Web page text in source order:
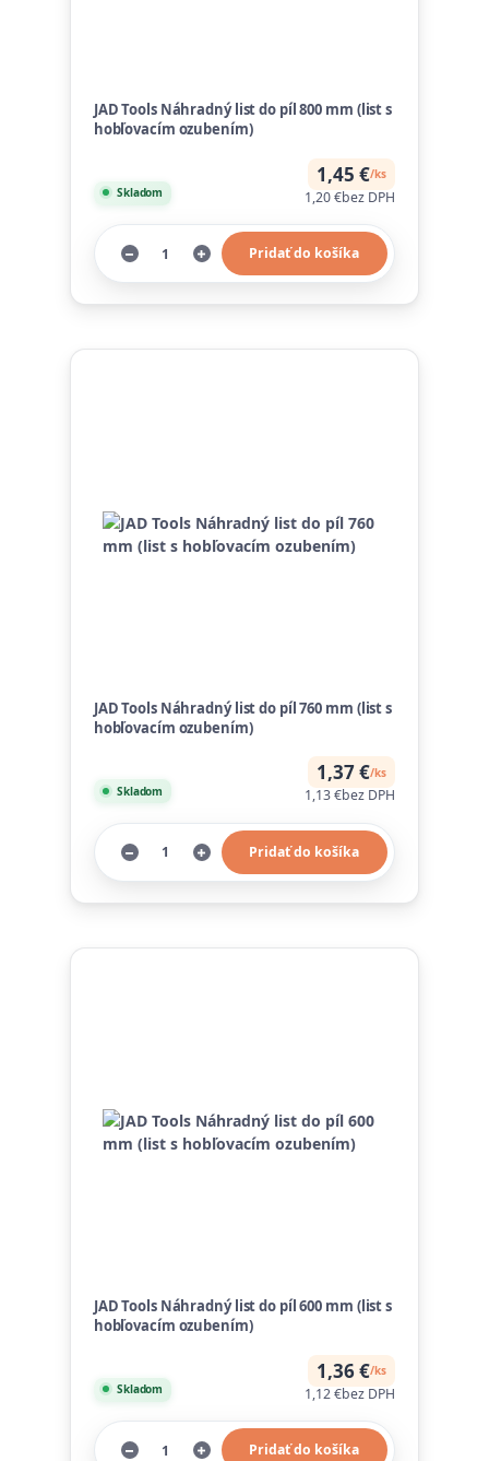
JAD Tools Náhradný list do píl 800 mm (list s
hobľovacím ozubením)
1,45 €/ks
1,20 €bez DPH
Skladom
Pridať do košíka
JAD Tools Náhradný list do píl 760 mm (list s
hobľovacím ozubením)
1,37 €/ks
1,13 €bez DPH
Skladom
Pridať do košíka
JAD Tools Náhradný list do píl 600 mm (list s
hobľovacím ozubením)
1,36 €/ks
1,12 €bez DPH
Skladom
Pridať do košíka